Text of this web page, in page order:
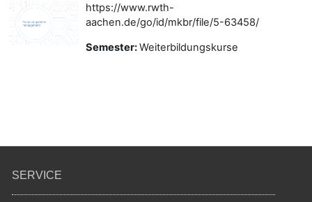
https://www.rwth-
aachen.de/go/id/mkbr/file/5-63458/
Semester:Weiterbildungskurse
SERVICE